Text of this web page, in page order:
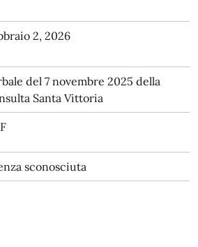
2, 2026
del 7 novembre 2025 della
Santa Vittoria
sconosciuta